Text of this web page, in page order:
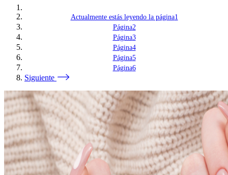
Actualmente estás leyendo la página1
Página2
Página3
Página4
Página5
Página6
Siguiente